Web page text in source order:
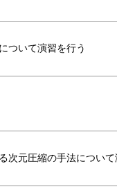
ついて演習を行う
次元圧縮の手法について